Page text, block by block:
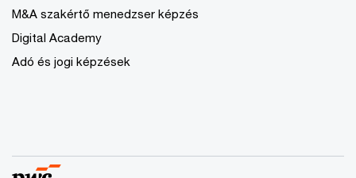
M&A szakértő menedzser képzés
Digital Academy
Adó és jogi képzések